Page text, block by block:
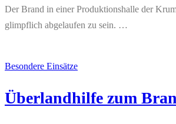
Der Brand in einer Produktionshalle der
glimpflich abgelaufen zu sein. …
Besondere Einsätze
Überlandhilfe zum